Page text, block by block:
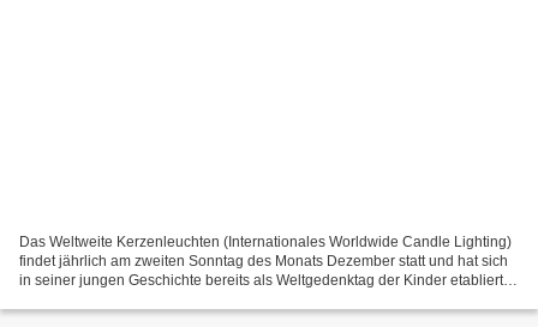
Das Weltweite Kerzenleuchten (Internationales Worldwide Candle Lighting)
findet jährlich am zweiten Sonntag des Monats Dezember statt und hat sich
in seiner jungen Geschichte bereits als Weltgedenktag der Kinder etabliert.